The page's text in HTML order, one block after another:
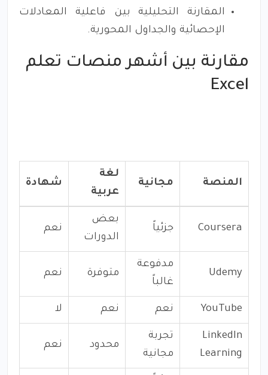
المقارنة التحليلية بين فاعلية المعادلات
الإحصائية والجداول المحورية.
مقارنة بين أشهر منصات تعلم
Excel
المنصة مجانية
لغة
عربية
شهادة
Coursera جزئياً
بعض
الدورات
نعم
Udemy
مدفوعة
غالباً
متوفرة نعم
YouTube نعم نعم لا
LinkedIn
Learning
تجربة
مجانية
محدود نعم